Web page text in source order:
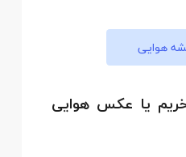
هوایی
یا عکس هوایی